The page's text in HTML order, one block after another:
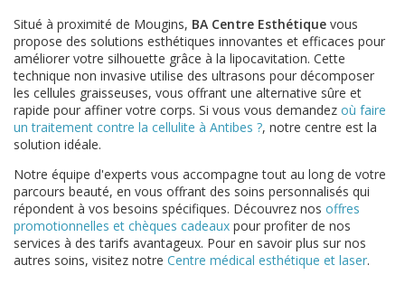
Situé à proximité de Mougins, BA Centre Esthétique vous
propose des solutions esthétiques innovantes et efficaces pour
améliorer votre silhouette grâce à la lipocavitation. Cette
technique non invasive utilise des ultrasons pour décomposer
les cellules graisseuses, vous offrant une alternative sûre et
rapide pour affiner votre corps. Si vous vous demandez où faire
un traitement contre la cellulite à Antibes ?, notre centre est la
solution idéale.
Notre équipe d'experts vous accompagne tout au long de votre
parcours beauté, en vous offrant des soins personnalisés qui
répondent à vos besoins spécifiques. Découvrez nos offres
promotionnelles et chèques cadeaux pour profiter de nos
services à des tarifs avantageux. Pour en savoir plus sur nos
autres soins, visitez notre Centre médical esthétique et laser.